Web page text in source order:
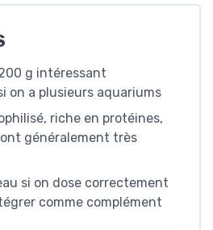
g intéressant
on a plusieurs aquariums
riche en protéines,
généralement très
si on dose correctement
comme complément